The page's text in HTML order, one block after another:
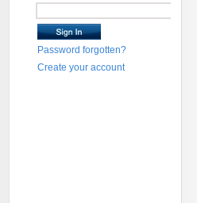
Password forgotten?
Create your account